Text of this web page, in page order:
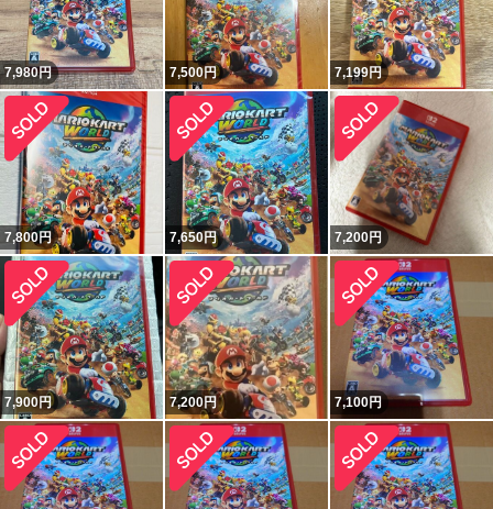
7,980円 7,500円 7,199円
7,800円 7,650円 7,200円
7,900円 7,200円 7,100円